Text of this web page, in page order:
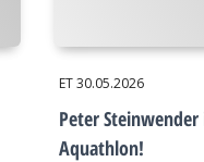
ET30.05.2026
Peter
Aquathlon!